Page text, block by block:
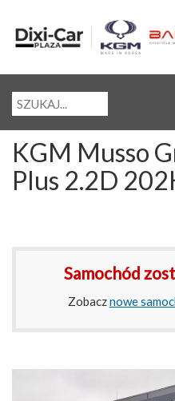
KGM Musso
Plus 2.2D
Samochód
Zobacznowe